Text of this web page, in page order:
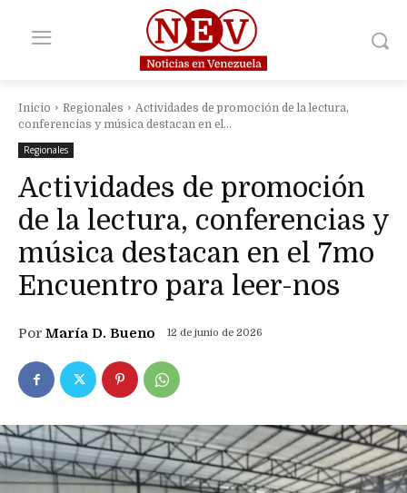
Inicio Regionales
Actividades de promoción de la lectura,
conferencias y música destacan en el...
Regionales
Actividades de promoción
de la lectura, conferencias y
música destacan en el 7mo
Encuentro para leer-nos
Por María D. Bueno 12 de junio de 2026